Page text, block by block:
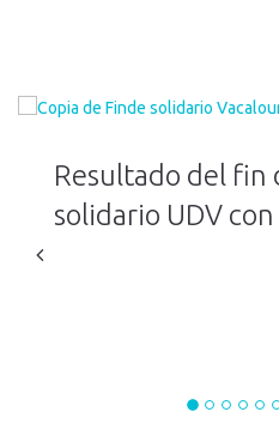
Resultado del fin
solidario UDV